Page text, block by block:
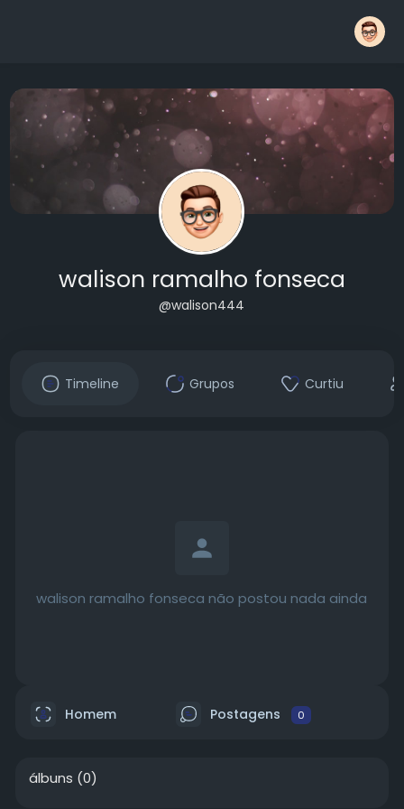
walison ramalho fonseca
@walison444
Timeline Grupos Curtiu
walison ramalho fonseca não postou nada ainda
Homem Postagens 0
álbuns (0)